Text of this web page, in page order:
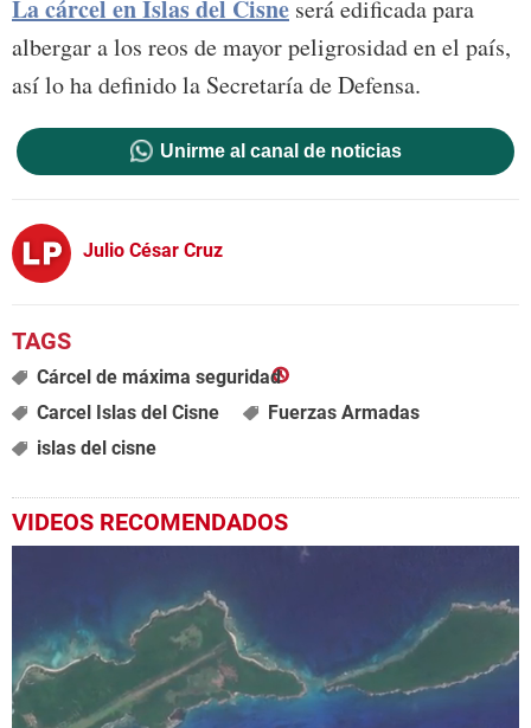
La cárcel en Islas del Cisne será edificada para
albergar a los reos de mayor peligrosidad en el país,
así lo ha definido la Secretaría de Defensa.
Unirme al canal de noticias
Julio César Cruz
Cárcel de máxima seguridad
Carcel Islas del Cisne
Fuerzas Armadas
islas del cisne
VIDEOS RECOMENDADOS